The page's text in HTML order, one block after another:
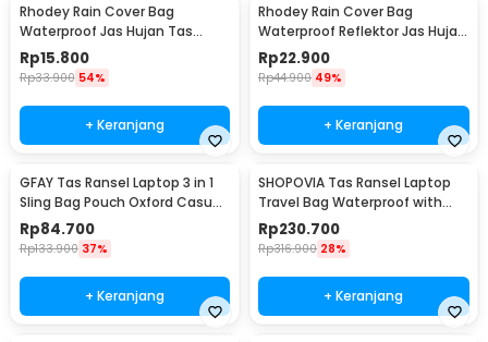
Rhodey Rain Cover Bag
Waterproof Jas Hujan Tas
Ransel 45L - WB10
Rp15.800
Rp33.900 54%
+ Keranjang
Rhodey Rain Cover Bag
Waterproof Reflektor Jas Hujan
Tas Ransel 45L - NB10
Rp22.900
Rp44.900 49%
+ Keranjang
GFAY Tas Ransel Laptop 3 in 1
Sling Bag Pouch Oxford Casual
Style - KC30
Rp84.700
Rp133.900 37%
+ Keranjang
SHOPOVIA Tas Ransel Laptop
Travel Bag Waterproof with
USB Port 35L - KC14
Rp230.700
Rp316.900 28%
+ Keranjang